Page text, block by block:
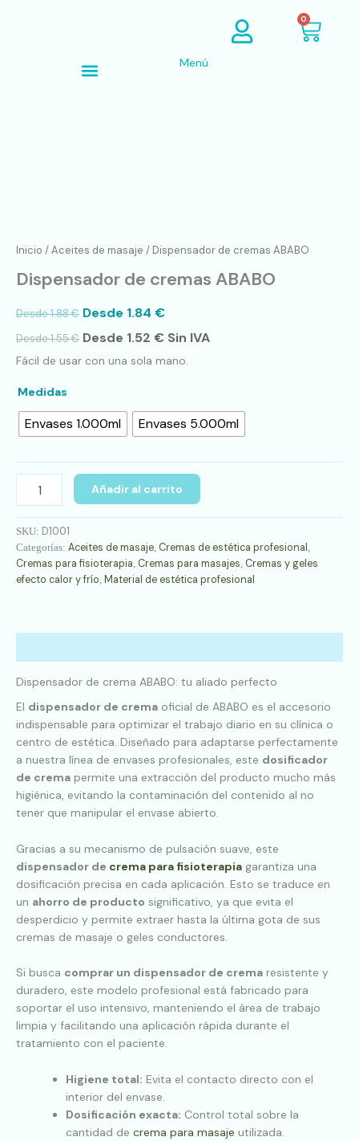
0
Cart
Menú
Inicio /Aceites de masaje / Dispensador de cremas ABABO
Dispensador de cremas ABABO
Desde1.88€ Desde 1.84 €
Desde1.55€ Desde 1.52 € Sin IVA
Fácil de usar con una sola mano.
Medidas
Envases 1.000ml Envases 5.000ml
Añadir al carrito
SKU: D1001
Categorías: Aceites de masaje Cremas de estética profesional
Cremas para fisioterapia Cremas para masajes Cremas y geles
efecto calor y frío Material de estética profesional
Dispensador de crema ABABO: tu aliado perfecto
El dispensador de crema oficial de ABABO es el accesorio
indispensable para optimizar el trabajo diario en su clínica o
centro de estética. Diseñado para adaptarse perfectamente
a nuestra línea de envases profesionales, este dosificador
de crema permite una extracción del producto mucho más
higiénica, evitando la contaminación del contenido al no
tener que manipular el envase abierto.
Gracias a su mecanismo de pulsación suave, este
dispensador de crema para fisioterapia garantiza una
dosificación precisa en cada aplicación. Esto se traduce en
un ahorro de producto significativo, ya que evita el
desperdicio y permite extraer hasta la última gota de sus
cremas de masaje o geles conductores.
Si busca comprar un dispensador de crema resistente y
duradero, este modelo profesional está fabricado para
soportar el uso intensivo, manteniendo el área de trabajo
limpia y facilitando una aplicación rápida durante el
tratamiento con el paciente.
Higiene total: Evita el contacto directo con el
interior del envase.
Dosificación exacta: Control total sobre la
cantidad de crema para masaje utilizada.